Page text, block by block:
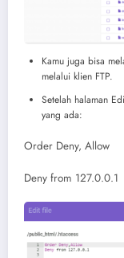
Kamu juga bisa
melalui klien FTP.
Setelah halaman
yang ada:
Order Deny, Allow
Deny from 127.0.0.1